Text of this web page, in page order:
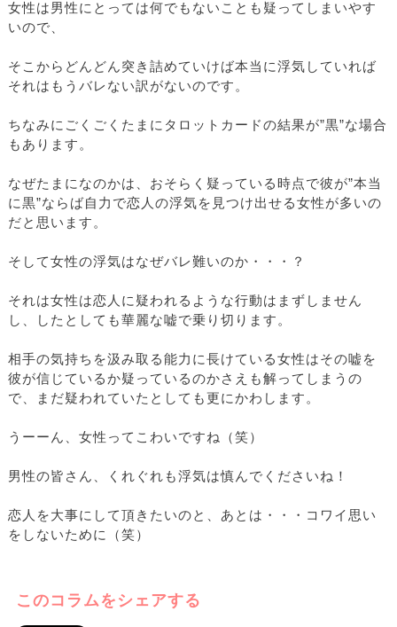
女性は男性にとっては何でもないことも疑ってしまいやす
いので、
そこからどんどん突き詰めていけば本当に浮気していれば
それはもうバレない訳がないのです。
ちなみにごくごくたまにタロットカードの結果が”黒”な場合
もあります。
なぜたまになのかは、おそらく疑っている時点で彼が”本当
に黒”ならば自力で恋人の浮気を見つけ出せる女性が多いの
だと思います。
そして女性の浮気はなぜバレ難いのか・・・？
それは女性は恋人に疑われるような行動はまずしません
し、したとしても華麗な嘘で乗り切ります。
相手の気持ちを汲み取る能力に長けている女性はその嘘を
彼が信じているか疑っているのかさえも解ってしまうの
で、まだ疑われていたとしても更にかわします。
うーーん、女性ってこわいですね（笑）
男性の皆さん、くれぐれも浮気は慎んでくださいね！
恋人を大事にして頂きたいのと、あとは・・・コワイ思い
をしないために（笑）
このコラムをシェアする